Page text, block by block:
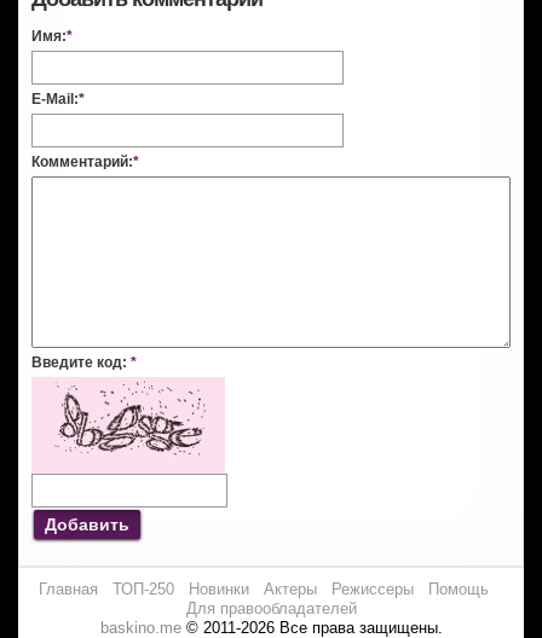
Имя:*
E-Mail:*
Комментарий:*
Введите код: *
Добавить
Главная ТОП-250 Новинки Актеры Режиссеры
Помощь
Для правообладателей
baskino.me© 2011-2026 Все права защищены.